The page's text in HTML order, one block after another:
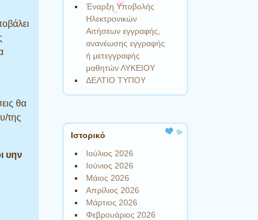
θα
της
υην
Έναρξη Υποβολής
Ηλεκτρονικών
Αιτήσεων εγγραφής,
ανανέωσης εγγραφής
ή μετεγγραφής
μαθητών ΛΥΚΕΙΟΥ
ΔΕΛΤΙΟ ΤΥΠΟΥ
Ιστορικό
Ιούλιος 2026
Ιούνιος 2026
Μάιος 2026
Απρίλιος 2026
Μάρτιος 2026
Φεβρουάριος 2026